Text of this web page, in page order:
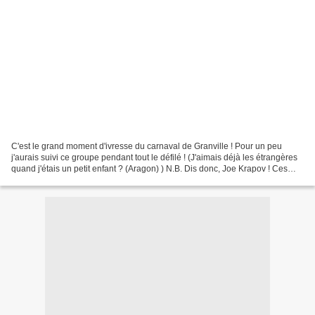
C'est le grand moment d'ivresse du carnaval de Granville ! Pour un peu
j'aurais suivi ce groupe pendant tout le défilé ! (J'aimais déjà les étrangères
quand j'étais un petit enfant ? (Aragon) ) N.B. Dis donc, Joe Krapov ! Ces